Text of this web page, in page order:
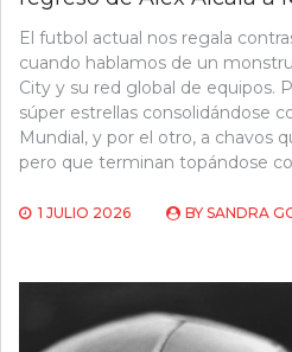
El futbol actual nos regala
cuando hablamos de un
City y su red global de equipos.
súper estrellas consolidándose
Mundial, y por el otro, a chavos
pero que terminan topándose
1 JULIO 2026 BY SANDRA